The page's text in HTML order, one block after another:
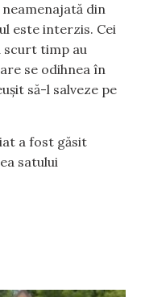
din
este interzis. Cei
scurt timp au
se odihnea în
să-l salveze pe
a fost găsit
satului